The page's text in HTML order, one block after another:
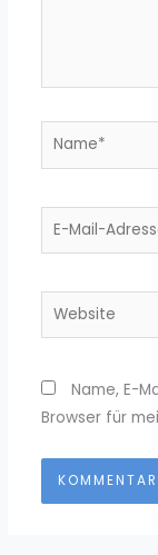
Name*
E-
Website
Name, E-
Browser für